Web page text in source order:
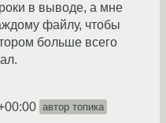
в выводе, а мне
файлу, чтобы
больше всего
автор топика